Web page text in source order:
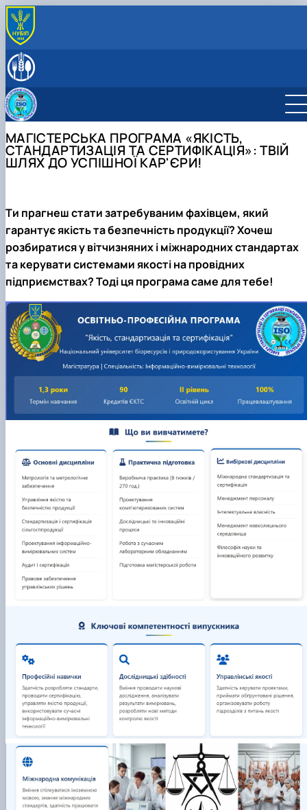
ПРО КАФЕДРУ
Відповідальний за інформаційне наповнення веб-
ОСВІТНЯ ДІЯЛЬНІСТЬ
Графік і розклад освітнього процесу
Робочі програми навчальних дисциплін
Підготовка і захист кваліфікаційних магістерських
Практичне навчання
Академічна доброчесність
Безпечне освітнє середовище
НАУКОВА ДІЯЛЬНІСТЬ
Видання та публікації кафедри
Інформація для абітурієнтів
Профорієнтаційні заходи
МІЖНАРОДНА ДІЯЛЬНІСТЬ
АКРЕДИТАЦІЯ
ОПП Якість, стандартизація та сертифікація
МАГІСТЕРСЬКА ПРОГРАМА «ЯКІСТЬ,
СТАНДАРТИЗАЦІЯ ТА СЕРТИФІКАЦІЯ»: ТВІЙ
ШЛЯХ ДО УСПІШНОЇ КАР'ЄРИ!
Ти прагнеш стати затребуваним фахівцем, який
гарантує якість та безпечність продукції? Хочеш
розбиратися у вітчизняних і міжнародних стандартах
та керувати системами якості на провідних
підприємствах? Тоді ця програма саме для тебе!